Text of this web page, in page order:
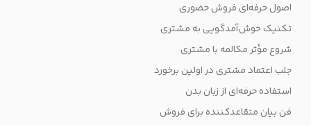
اصول حرفه‌ای فروش حضوری
تکنیک خوش‌آمدگویی به مشتری
شروع مؤثر مکالمه با مشتری
جلب اعتماد مشتری در اولین برخورد
استفاده حرفه‌ای از زبان بدن
فن بیان متقاعدکننده برای فروش